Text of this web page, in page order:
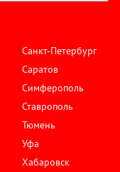
Санкт-Петербург
Саратов
Симферополь
Ставрополь
Тюмень
Уфа
Хабаровск